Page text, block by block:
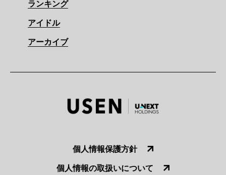
ランキング
アイドル
アーカイブ
個人情報保護方針
個人情報の取扱いについて